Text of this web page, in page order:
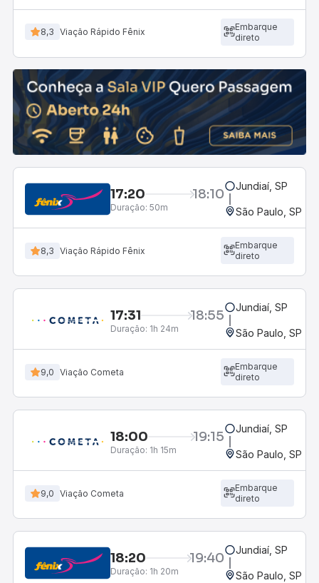
8,3 Viação Rápido Fênix
Embarque
direto
17:20 18:10
Duração: 50m
Jundiaí, SP
São Paulo, SP -
8,3 Viação Rápido Fênix
Embarque
direto
17:31 18:55
Duração: 1h 24m
Jundiaí, SP
São Paulo, SP -
9,0 Viação Cometa
Embarque
direto
18:00 19:15
Duração: 1h 15m
Jundiaí, SP
São Paulo, SP -
9,0 Viação Cometa
Embarque
direto
18:20 19:40
Duração: 1h 20m
Jundiaí, SP
São Paulo, SP -